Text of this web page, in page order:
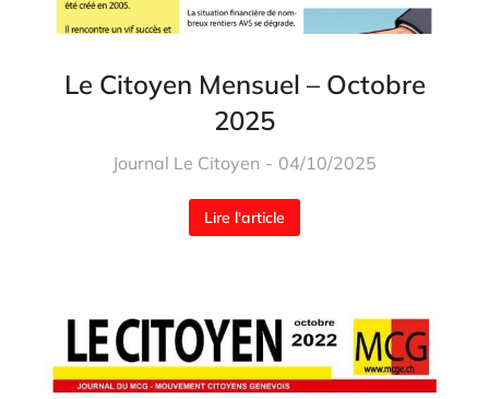
Le Citoyen Mensuel – Octobre
2025
Journal Le Citoyen 04/10/2025
Lire l'article